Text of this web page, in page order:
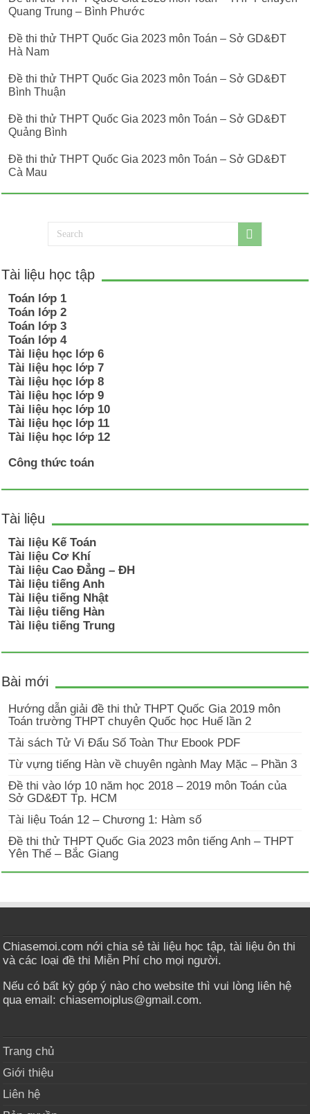
Quang Trung – Bình Phước
Đề thi thử THPT Quốc Gia 2023 môn Toán – Sở GD&ĐT
Hà Nam
Đề thi thử THPT Quốc Gia 2023 môn Toán – Sở GD&ĐT
Bình Thuận
Đề thi thử THPT Quốc Gia 2023 môn Toán – Sở GD&ĐT
Quảng Bình
Đề thi thử THPT Quốc Gia 2023 môn Toán – Sở GD&ĐT
Cà Mau
Tài liệu học tập
Toán lớp 1
Toán lớp 2
Toán lớp 3
Toán lớp 4
Tài liệu học lớp 6
Tài liệu học lớp 7
Tài liệu học lớp 8
Tài liệu học lớp 9
Tài liệu học lớp 10
Tài liệu học lớp 11
Tài liệu học lớp 12
Công thức toán
Tài liệu
Tài liệu Kế Toán
Tài liệu Cơ Khí
Tài liệu Cao Đẳng – ĐH
Tài liệu tiếng Anh
Tài liệu tiếng Nhật
Tài liệu tiếng Hàn
Tài liệu tiếng Trung
Bài mới
Hướng dẫn giải đề thi thử THPT Quốc Gia 2019 môn
Toán trường THPT chuyên Quốc học Huế lần 2
Tải sách Tử Vi Đẩu Số Toàn Thư Ebook PDF
Từ vựng tiếng Hàn về chuyên ngành May Mặc – Phần 3
Đề thi vào lớp 10 năm học 2018 – 2019 môn Toán của
Sở GD&ĐT Tp. HCM
Tài liệu Toán 12 – Chương 1: Hàm số
Đề thi thử THPT Quốc Gia 2023 môn tiếng Anh – THPT
Yên Thế – Bắc Giang
Chiasemoi.com nới chia sẻ tài liệu học tập, tài liệu ôn thi
và các loại đề thi Miễn Phí cho mọi người.
Nếu có bất kỳ góp ý nào cho website thì vui lòng liên hệ
qua email: chiasemoiplus@gmail.com.
Trang chủ
Giới thiệu
Liên hệ